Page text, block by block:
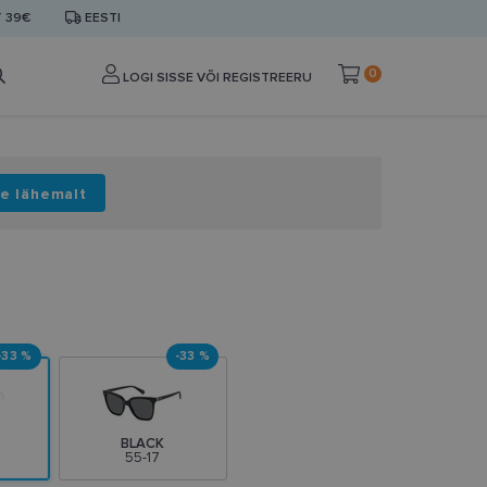
39€ EESTI
LOGI SISSE VÕI REGISTREERU 0
lähemalt
%
BLACK
55-17
-33 %